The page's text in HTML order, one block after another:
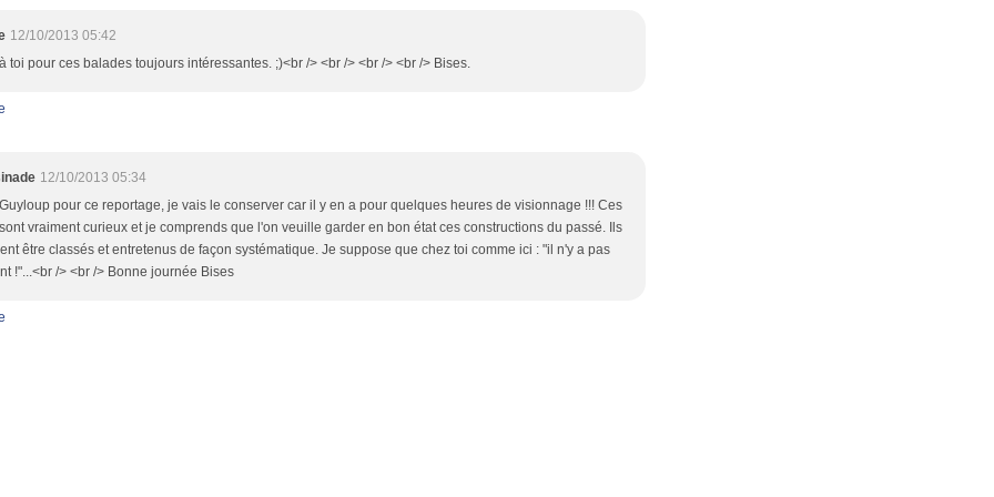
12/10/2013 05:42
toi pour ces balades toujours intéressantes. ;)<br /> <br /> <br /> <br /> Bises.
12/10/2013 05:34
pour ce reportage, je vais le conserver car il y en a pour quelques heures de visionnage !!! Ces
vraiment curieux et je comprends que l'on veuille garder en bon état ces constructions du passé. Ils
être classés et entretenus de façon systématique. Je suppose que chez toi comme ici : "il n'y a pas
!"...<br /> <br /> Bonne journée Bises